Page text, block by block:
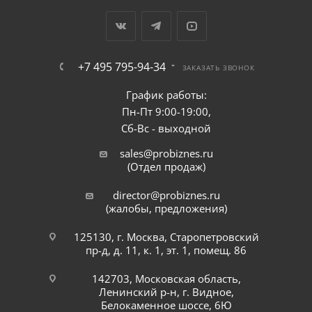
+7 495 795-94-34 ЗАКАЗАТЬ ЗВОНОК
График работы:
Пн-Пт 9:00-19:00,
Сб-Вс - выходной
sales@probiznes.ru
(Отдел продаж)
director@probiznes.ru
(жалобы, предложения)
125130, г. Москва, Старопетровский
пр-д, д. 11, к. 1, эт. 1, помещ. 86
142703, Московская область,
Ленинский р-н, г. Видное,
Белокаменное шоссе, 6Ю